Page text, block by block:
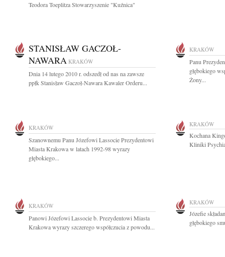
Teodora Toeplitza Stowarzyszenie "Kuźnica"
STANISŁAW GACZOŁ-
NAWARA KRAKÓW
Dnia 14 lutego 2010 r. odszedł od nas na zawsze
ppłk Stanisław Gaczoł-Nawara Kawaler Orderu...
KRAKÓW
Panu
głębokiego
Żony...
KRAKÓW
Szanownemu Panu Józefowi Lassocie Prezydentowi
Miasta Krakowa w latach 1992-98 wyrazy
głębokiego...
KRAKÓW
Kochana
Kliniki
KRAKÓW
Panowi Józefowi Lassocie b. Prezydentowi Miasta
Krakowa wyrazy szczerego współczucia z powodu...
KRAKÓW
Józefie
głębokiego